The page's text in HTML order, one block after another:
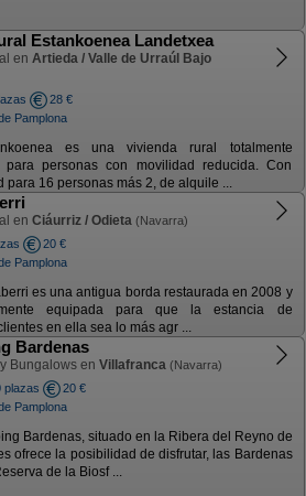
Estankoenea Landetxea
en Artieda / Valle de Urraúl Bajo
28 €
Pamplona
es una vivienda rural totalmente
para personas con movilidad reducida. Con
para 16 personas más 2, de alquile ...
en Ciáurriz / Odieta (Navarra)
20 €
Pamplona
es una antigua borda restaurada en 2008 y
equipada para que la estancia de
en ella sea lo más agr ...
Bardenas
Bungalows en Villafranca (Navarra)
plazas
20 €
Pamplona
Bardenas, situado en la Ribera del Reyno de
ofrece la posibilidad de disfrutar, las Bardenas
de la Biosf ...